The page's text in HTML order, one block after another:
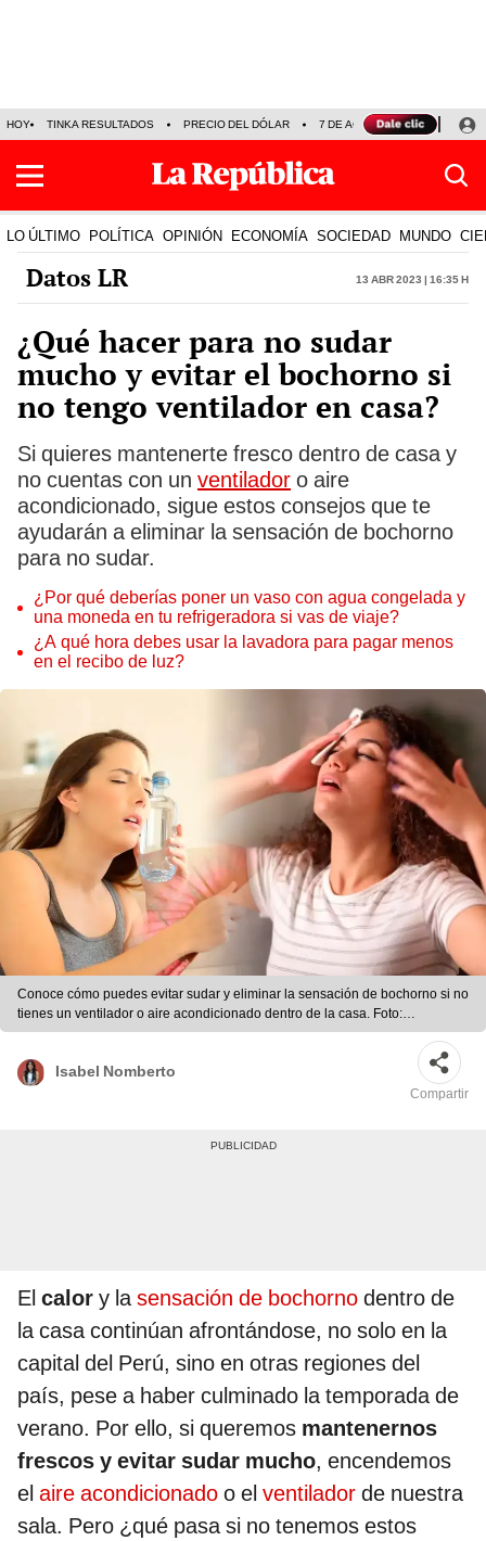
HOY TINKA RESULTADOS PRECIO DEL DÓLAR 7 DE AGOSTO OLLANTA
LO ÚLTIMO POLÍTICA OPINIÓN ECONOMÍA SOCIEDAD MUNDO
Datos LR 13 Abr 2023 | 16:35 h
¿Qué hacer para no sudar
mucho y evitar el bochorno si
no tengo ventilador en casa?
Si quieres mantenerte fresco dentro de casa y
no cuentas con un ventilador o aire
acondicionado, sigue estos consejos que te
ayudarán a eliminar la sensación de bochorno
para no sudar.
¿Por qué deberías poner un vaso con agua congelada y
una moneda en tu refrigeradora si vas de viaje?
¿A qué hora debes usar la lavadora para pagar menos
en el recibo de luz?
Conoce cómo puedes evitar sudar y eliminar la sensación de bochorno si no
tienes un ventilador o aire acondicionado dentro de la casa. Foto:
composición LR/Difusión
Isabel Nomberto
Compartir
El calor y lasensación de bochorno dentro de
la casa continúan afrontándose, no solo en la
capital del Perú, sino en otras regiones del
país, pese a haber culminado la temporada de
verano. Por ello, si queremos mantenernos
frescos y evitar sudar mucho, encendemos
el aire acondicionado o el ventilador de nuestra
sala. Pero ¿qué pasa si no tenemos estos